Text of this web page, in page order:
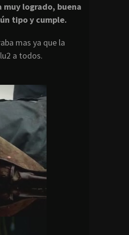
logrado, buena
tipo y cumple.
mas ya que la
a todos.